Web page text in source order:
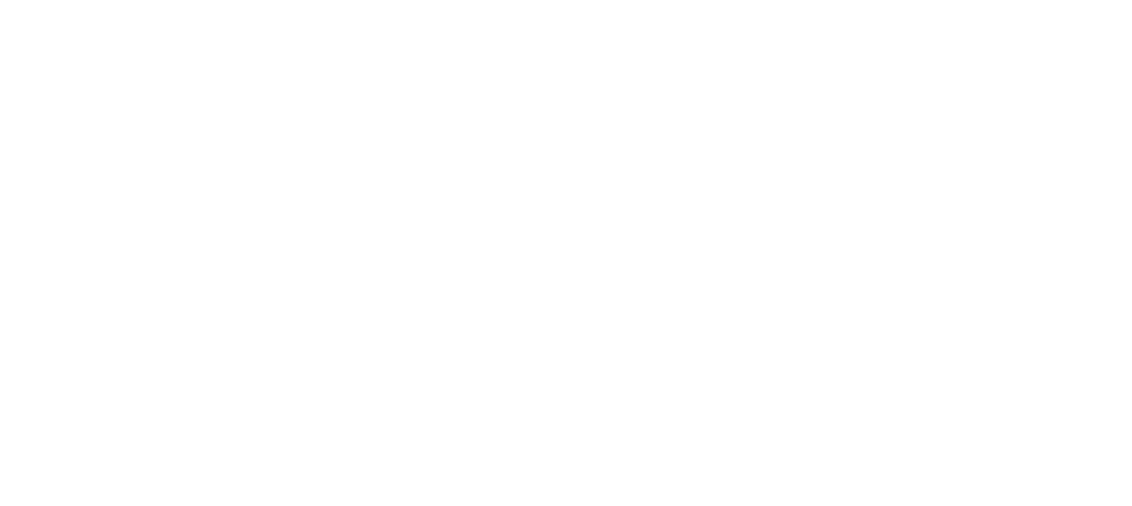
aos médicos
de emergência pré-hospitalar
de demência
formação e investigação
de família
conta e cada profissional faz a diferença”